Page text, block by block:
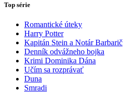
Top série
Romantické úteky
Harry Potter
Kapitán Stein a Notár Barbarič
Denník odvážneho bojka
Krimi Dominika Dána
Učím sa rozprávať
Duna
Smradi